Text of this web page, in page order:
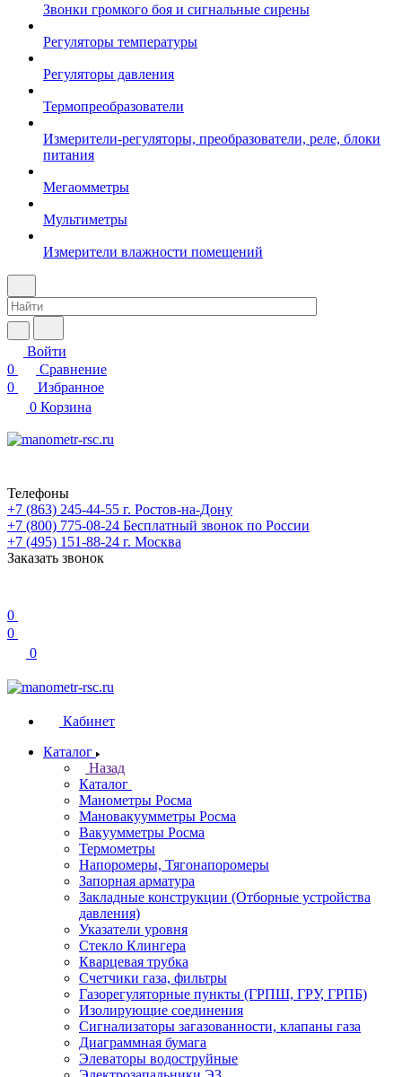
Звонки громкого боя и сигнальные сирены
Регуляторы температуры
Регуляторы давления
Термопреобразователи
Измерители-регуляторы, преобразователи, реле, блоки
питания
Мегаомметры
Мультиметры
Измерители влажности помещений
Войти
0
Сравнение
0
Избранное
0 Корзина
Телефоны
+7 (863) 245-44-55 г. Ростов-на-Дону
+7 (800) 775-08-24 Бесплатный звонок по России
+7 (495) 151-88-24 г. Москва
Заказать звонок
0
0
0
Кабинет
Каталог
Назад
Каталог
Манометры Росма
Мановакуумметры Росма
Вакуумметры Росма
Термометры
Напоромеры, Тягонапоромеры
Запорная арматура
Закладные конструкции (Отборные устройства
давления)
Указатели уровня
Стекло Клингера
Кварцевая трубка
Счетчики газа, фильтры
Газорегуляторные пункты (ГРПШ, ГРУ, ГРПБ)
Изолирующие соединения
Сигнализаторы загазованности, клапаны газа
Диаграммная бумага
Элеваторы водоструйные